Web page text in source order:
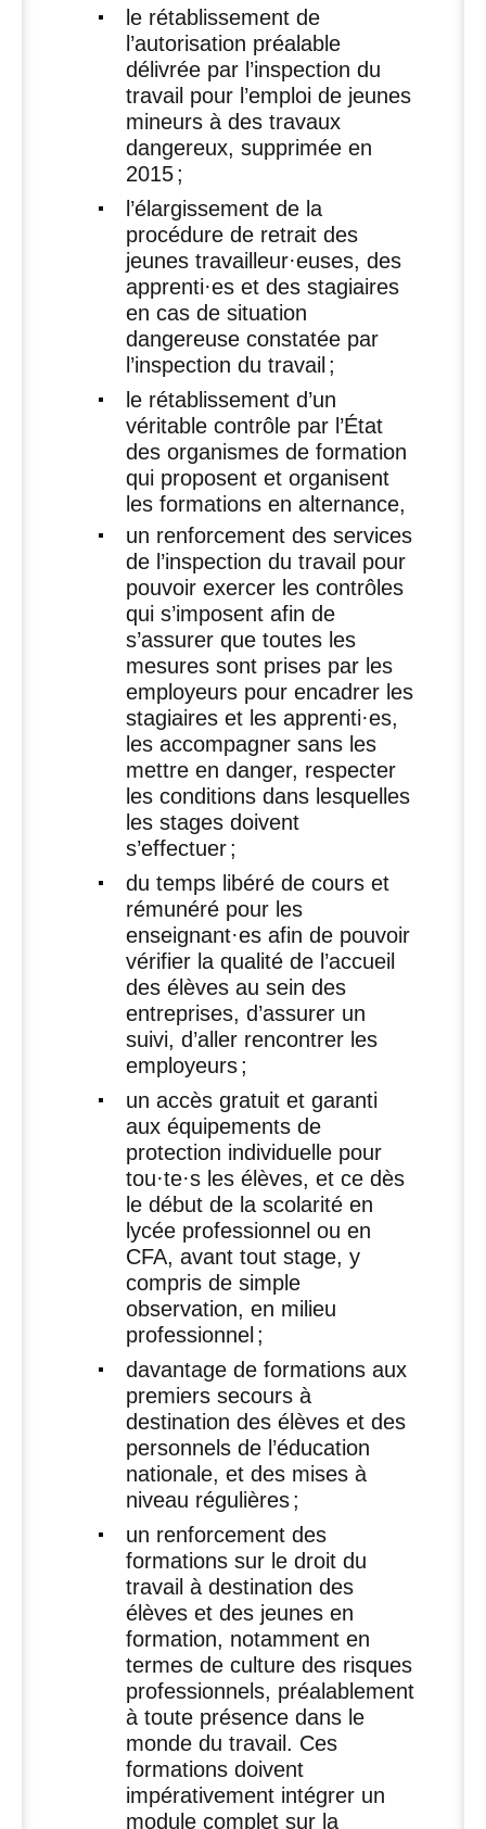
le rétablissement de
l’autorisation préalable
délivrée par l’inspection du
travail pour l’emploi de jeunes
mineurs à des travaux
dangereux, supprimée en
2015;
l’élargissement de la
procédure de retrait des
jeunes travailleur·euses, des
apprenti·es et des stagiaires
en cas de situation
dangereuse constatée par
l’inspection du travail ;
le rétablissement d’un
véritable contrôle par l’État
des organismes de formation
qui proposent et organisent
les formations en alternance,
un renforcement des services
de l’inspection du travail pour
pouvoir exercer les contrôles
qui s’imposent afin de
s’assurer que toutes les
mesures sont prises par les
employeurs pour encadrer les
stagiaires et les apprenti·es,
les accompagner sans les
mettre en danger, respecter
les conditions dans lesquelles
les stages doivent
s’effectuer;
du temps libéré de cours et
rémunéré pour les
enseignant·es afin de pouvoir
vérifier la qualité de l’accueil
des élèves au sein des
entreprises, d’assurer un
suivi, d’aller rencontrer les
employeurs;
un accès gratuit et garanti
aux équipements de
protection individuelle pour
tou·te·s les élèves, et ce dès
le début de la scolarité en
lycée professionnel ou en
CFA, avant tout stage, y
compris de simple
observation, en milieu
professionnel ;
davantage de formations aux
premiers secours à
destination des élèves et des
personnels de l’éducation
nationale, et des mises à
niveau régulières;
un renforcement des
formations sur le droit du
travail à destination des
élèves et des jeunes en
formation, notamment en
termes de culture des risques
professionnels, préalablement
à toute présence dans le
monde du travail. Ces
formations doivent
impérativement intégrer un
module complet sur la